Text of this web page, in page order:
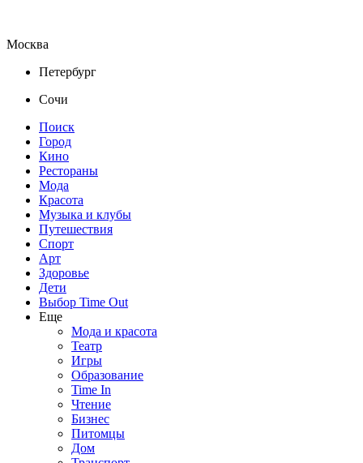
Москва
Петербург
Сочи
Поиск
Город
Кино
Рестораны
Мода
Красота
Музыка и клубы
Путешествия
Спорт
Арт
Здоровье
Дети
Выбор Time Out
Еще
Мода и красота
Театр
Игры
Образование
Time In
Чтение
Бизнес
Питомцы
Дом